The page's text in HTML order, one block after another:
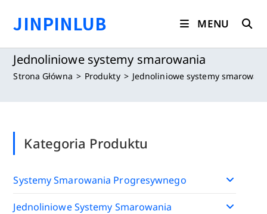
treściJINPINLUB MENU
Jednoliniowe systemy smarowania
Strona Główna > Produkty > Jednoliniowe systemy
Kategoria Produktu
Systemy Smarowania Progresywnego
Jednoliniowe Systemy Smarowania